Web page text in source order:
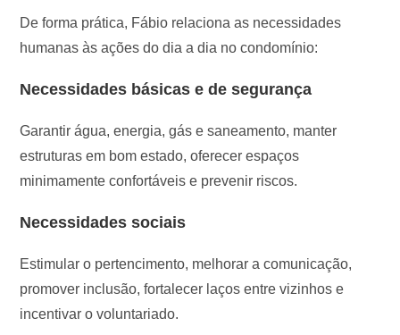
De forma prática, Fábio relaciona as necessidades
humanas às ações do dia a dia no condomínio:
Necessidades básicas e de segurança
Garantir água, energia, gás e saneamento, manter
estruturas em bom estado, oferecer espaços
minimamente confortáveis e prevenir riscos.
Necessidades sociais
Estimular o pertencimento, melhorar a comunicação,
promover inclusão, fortalecer laços entre vizinhos e
incentivar o voluntariado.